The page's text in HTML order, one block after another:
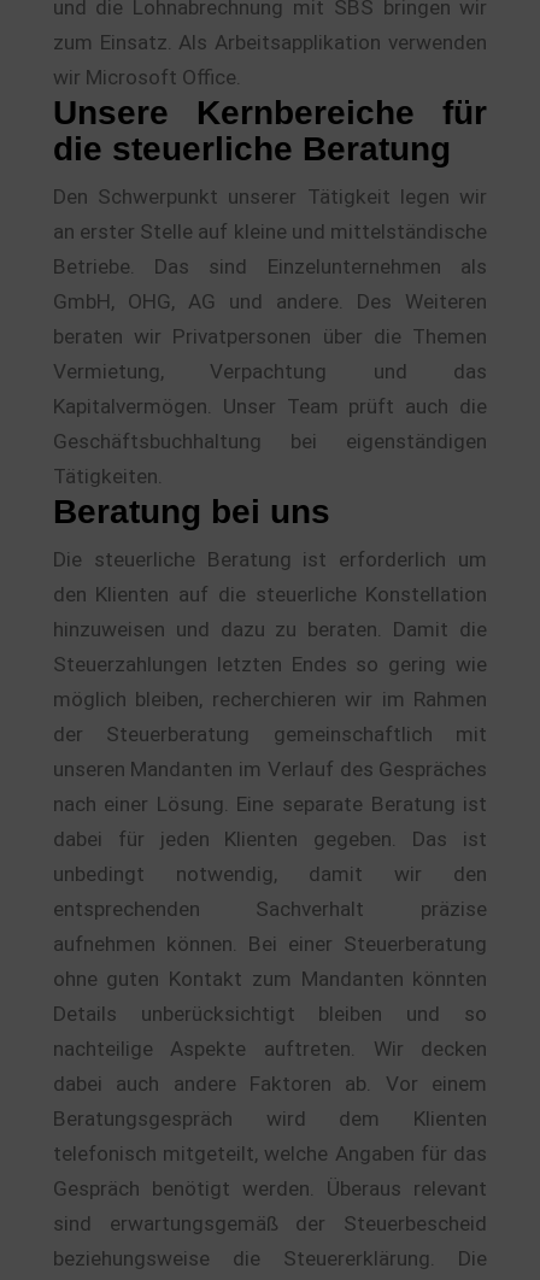
und die Lohnabrechnung mit SBS bringen wir
zum Einsatz. Als Arbeitsapplikation verwenden
wir Microsoft Office.
Unsere Kernbereiche für
die steuerliche Beratung
Den Schwerpunkt unserer Tätigkeit legen wir
an erster Stelle auf kleine und mittelständische
Betriebe. Das sind Einzelunternehmen als
GmbH, OHG, AG und andere. Des Weiteren
beraten wir Privatpersonen über die Themen
Vermietung, Verpachtung und das
Kapitalvermögen. Unser Team prüft auch die
Geschäftsbuchhaltung bei eigenständigen
Tätigkeiten.
Beratung bei uns
Die steuerliche Beratung ist erforderlich um
den Klienten auf die steuerliche Konstellation
hinzuweisen und dazu zu beraten. Damit die
Steuerzahlungen letzten Endes so gering wie
möglich bleiben, recherchieren wir im Rahmen
der Steuerberatung gemeinschaftlich mit
unseren Mandanten im Verlauf des Gespräches
nach einer Lösung. Eine separate Beratung ist
dabei für jeden Klienten gegeben. Das ist
unbedingt notwendig, damit wir den
entsprechenden Sachverhalt präzise
aufnehmen können. Bei einer Steuerberatung
ohne guten Kontakt zum Mandanten könnten
Details unberücksichtigt bleiben und so
nachteilige Aspekte auftreten. Wir decken
dabei auch andere Faktoren ab. Vor einem
Beratungsgespräch wird dem Klienten
telefonisch mitgeteilt, welche Angaben für das
Gespräch benötigt werden. Überaus relevant
sind erwartungsgemäß der Steuerbescheid
beziehungsweise die Steuererklärung. Die